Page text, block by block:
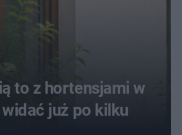
to z hortensjami w
już po kilku